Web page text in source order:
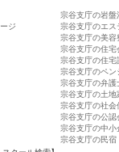
宗谷支庁の岩盤
ジ
宗谷支庁のエス
宗谷支庁の美容
宗谷支庁の住宅
宗谷支庁の住宅
宗谷支庁のペン
宗谷支庁の弁護
宗谷支庁の土地
宗谷支庁の社会
宗谷支庁の公認
宗谷支庁の中小
宗谷支庁の民宿